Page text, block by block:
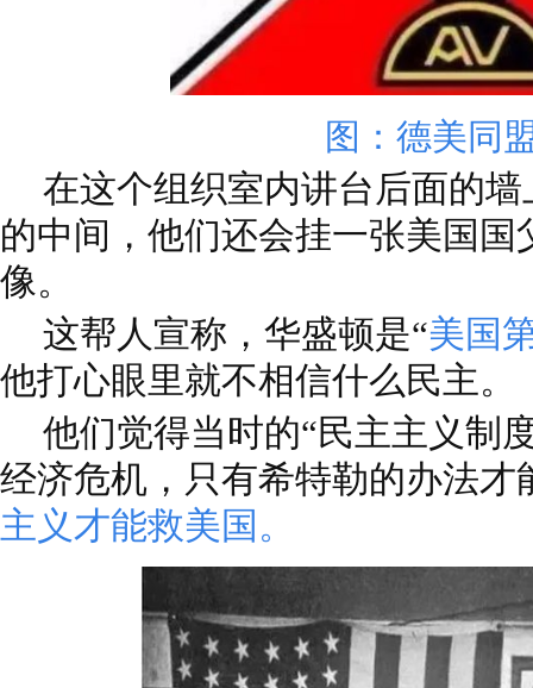
图：德美同
在这个组织室内讲台后面的
的中间，他们还会挂一张美国国
像。
这帮人宣称，华盛顿是“美国
他打心眼里就不相信什么民主。
他们觉得当时的“民主主义制
经济危机，只有希特勒的办法才
主义才能救美国。